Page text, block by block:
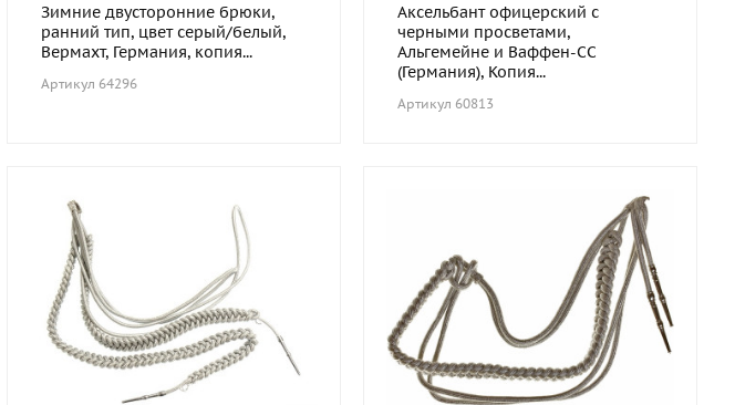
Зимние двусторонние брюки,
ранний тип, цвет серый/белый,
Вермахт, Германия, копия...
Артикул 64296
Аксельбант офицерский с
черными просветами,
Альгемейне и Ваффен-СС
(Германия), Копия...
Артикул 60813